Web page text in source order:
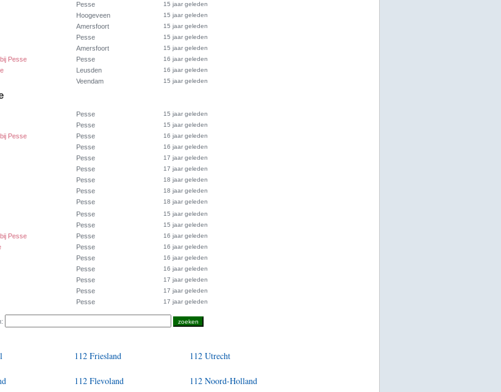
Pesse 15 jaar geleden
Hoogeveen 15 jaar geleden
Amersfoort 15 jaar geleden
Pesse 15 jaar geleden
Amersfoort 15 jaar geleden
Pesse Pesse 16 jaar geleden
Leusden 16 jaar geleden
Veendam 15 jaar geleden
Pesse 15 jaar geleden
Pesse 15 jaar geleden
Pesse Pesse 16 jaar geleden
Pesse 16 jaar geleden
Pesse 17 jaar geleden
Pesse 17 jaar geleden
Pesse 18 jaar geleden
Pesse 18 jaar geleden
Pesse 18 jaar geleden
Pesse 15 jaar geleden
Pesse 15 jaar geleden
Pesse Pesse 16 jaar geleden
Pesse 16 jaar geleden
Pesse 16 jaar geleden
Pesse 16 jaar geleden
Pesse 17 jaar geleden
Pesse 17 jaar geleden
Pesse 17 jaar geleden
112 Friesland 112 Utrecht
112 Flevoland 112 Noord-Holland